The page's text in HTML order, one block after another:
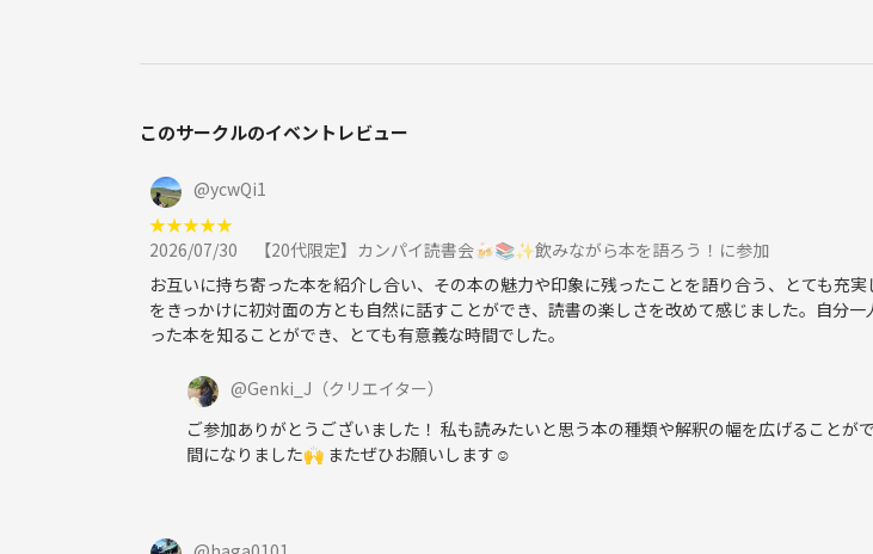
このサークルのイベントレビュー
@ycwQi1
★★★★★
2026/07/30
【20代限定】カンパイ読書会🍻📚✨飲みながら本を語ろう！に参加
お互いに持ち寄った本を紹介し合い、その本の魅力や印象に残ったことを語り合う、とても充実
をきっかけに初対面の方とも自然に話すことができ、読書の楽しさを改めて感じました。自分一
った本を知ることができ、とても有意義な時間でした。
@Genki_J （クリエイター）
ご参加ありがとうございました！ 私も読みたいと思う本の種類や解釈の幅を広げることが
間になりました🙌 またぜひお願いします☺️